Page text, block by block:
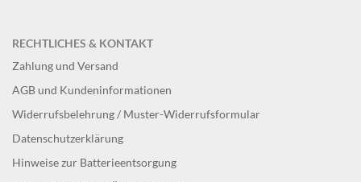
RECHTLICHES & KONTAKT
Zahlung und Versand
AGB und Kundeninformationen
Widerrufsbelehrung / Muster-Widerrufsformular
Datenschutzerklärung
Hinweise zur Batterieentsorgung